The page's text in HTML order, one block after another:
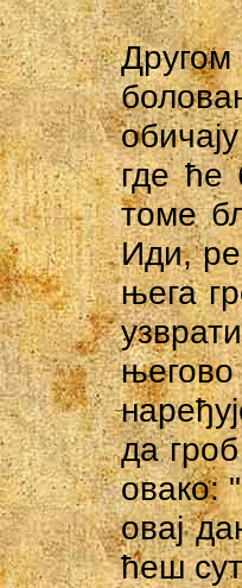
где ће
томе
Иди,
њега
да
овако:
овај
ћеш